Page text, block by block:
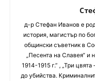
д-р Стефан Иванов е
история, магистър по
общински съветник в
„Песента на Славея“ и
1914-1915 г.” , „Три
до убийства.